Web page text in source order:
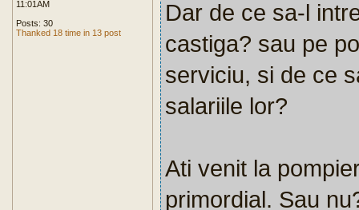
11:01AM
Posts: 30
Thanked 18 time in 13 post
Dar de ce sa-l
castiga? sau pe
serviciu, si de ce
salariile lor?
Ati venit la
primordial. Sau